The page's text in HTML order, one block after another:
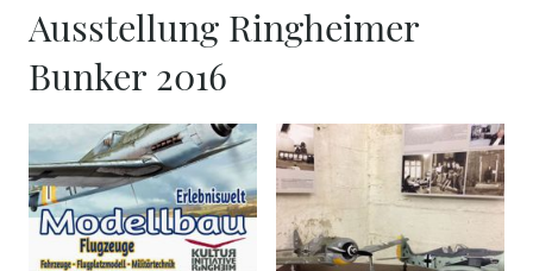
Ausstellung Ringheimer
Bunker 2016